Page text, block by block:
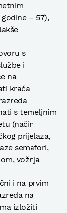
godine – 57),
s
i
na
kraća
s temeljnim
(način
prijelaza,
semafori,
vožnja
i na prvim
na
izložiti